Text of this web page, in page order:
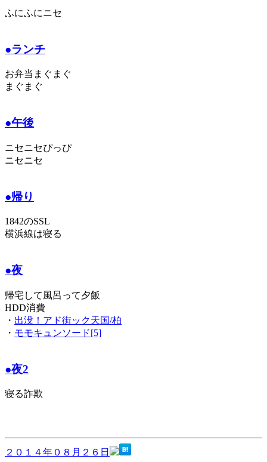
ふにふにニセ
●ランチ
お弁当まぐまぐ
まぐまぐ
●午後
ニセニセぴっぴ
ニセニセ
●帰り
1842のSSL
横浜線は寝る
●夜
帰宅して風呂って夕飯
HDD消費
・ 出没！アド街ック天国/柏
・ モモキュンソード[5]
●夜2
寝る詐欺
２０１４年０８月２６日